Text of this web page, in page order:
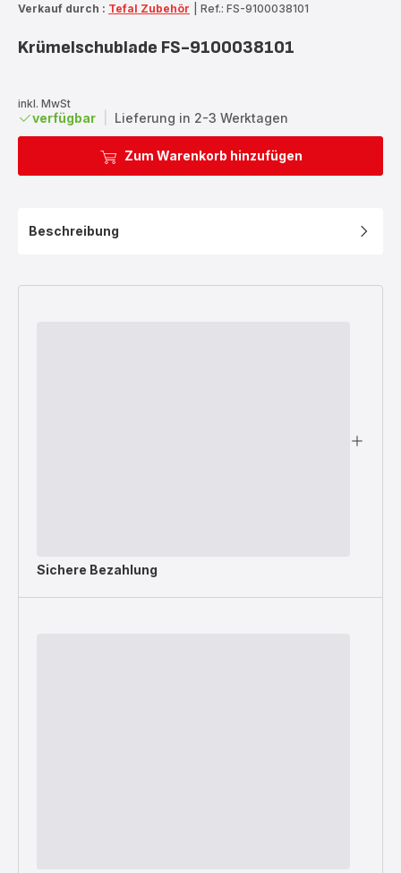
Verkauf durch : Tefal Zubehör Ref.: FS-9100038101
Krümelschublade FS-9100038101
inkl. MwSt
verfügbar Lieferung in 2-3 Werktagen
Zum Warenkorb hinzufügen
Beschreibung
Sichere Bezahlung